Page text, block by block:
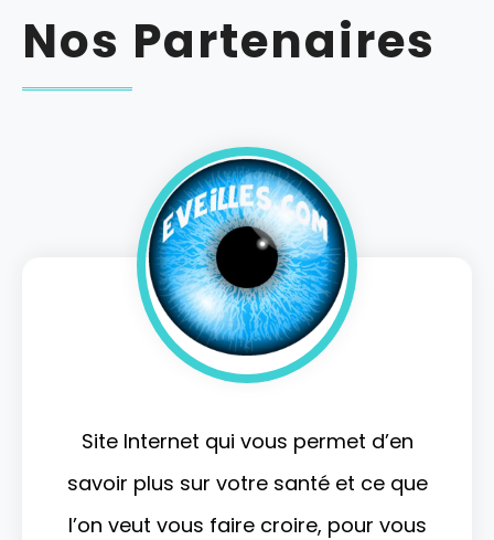
Nos Partenaires
Site Internet qui vous permet d’en
savoir plus sur votre santé et ce que
l’on veut vous faire croire, pour vous